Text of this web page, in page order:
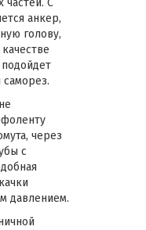
частей. С
анкер,
голову,
через
с
давлением.